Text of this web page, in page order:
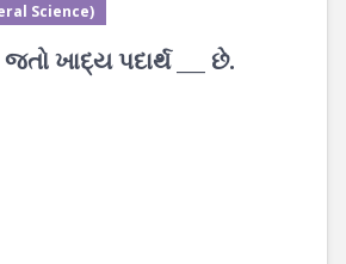
Science)
ખાદ્ય પદાર્થ ___ છે.